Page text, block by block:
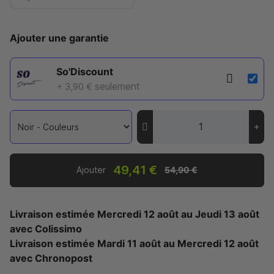
Ajouter une garantie
So'Discount
+ 3,90 € seulement
Ajouter 49,41 € 54,90 €
Livraison estimée Mercredi 12 août au Jeudi 13 août
avec Colissimo
Livraison estimée Mardi 11 août au Mercredi 12 août
avec Chronopost